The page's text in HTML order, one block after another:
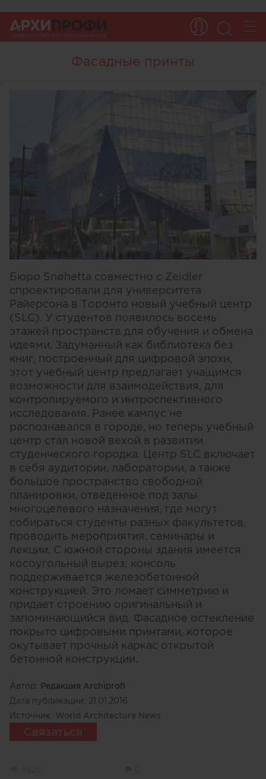
Фасадные принты
Бюро Snøhetta совместно с Zeidler
спроектировали для университета
Райерсона в Торонто новый учебный центр
(SLC). У студентов появилось восемь
этажей пространств для обучения и обмена
идеями. Задуманный как библиотека без
книг, построенный для цифровой эпохи,
этот учебный центр предлагает учащимся
возможности для взаимодействия, для
контролируемого и интроспективного
исследования. Ранее кампус не
распознавался в городе, но теперь учебный
центр стал новой вехой в развитии
студенческого городка. Центр SLC включает
в себя аудитории, лаборатории, а также
большое пространство свободной
планировки, отведенное под залы
многоцелевого назначения, где могут
собираться студенты разных факультетов,
проводить мероприятия, семинары и
лекции. С южной стороны здания имеется
косоугольный вырез; консоль
поддерживается железобетонной
конструкцией. Это ломает симметрию и
придает строению оригинальный и
запоминающийся вид. Фасадное остекление
покрыто цифровыми принтами, которое
окутывает прочный каркас открытой
бетонной конструкции.
Автор: Редакция Archiprofi
Дата публикации: 21.01.2016
Источник: World Architecture News
Связаться